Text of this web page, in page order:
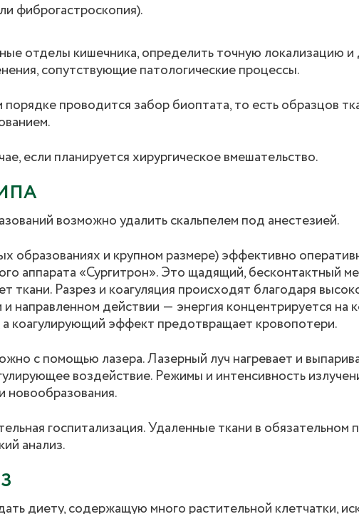
фиброгастроскопия).
отделы кишечника, определить точную локализацию
сопутствующие патологические процессы.
проводится забор биоптата, то есть образцов
если планируется хирургическое вмешательство.
возможно удалить скальпелем под анестезией.
образованиях и крупном размере) эффективно
аппарата «Сургитрон». Это щадящий, бесконтактный
ткани. Разрез и коагуляция происходят благодаря
направленном действии ― энергия концентрируется на
коагулирующий эффект предотвращает кровопотери.
с помощью лазера. Лазерный луч нагревает и
воздействие. Режимы и интенсивность
новообразования.
госпитализация. Удаленные ткани в обязательном
анализ.
диету, содержащую много растительной клетчатки,